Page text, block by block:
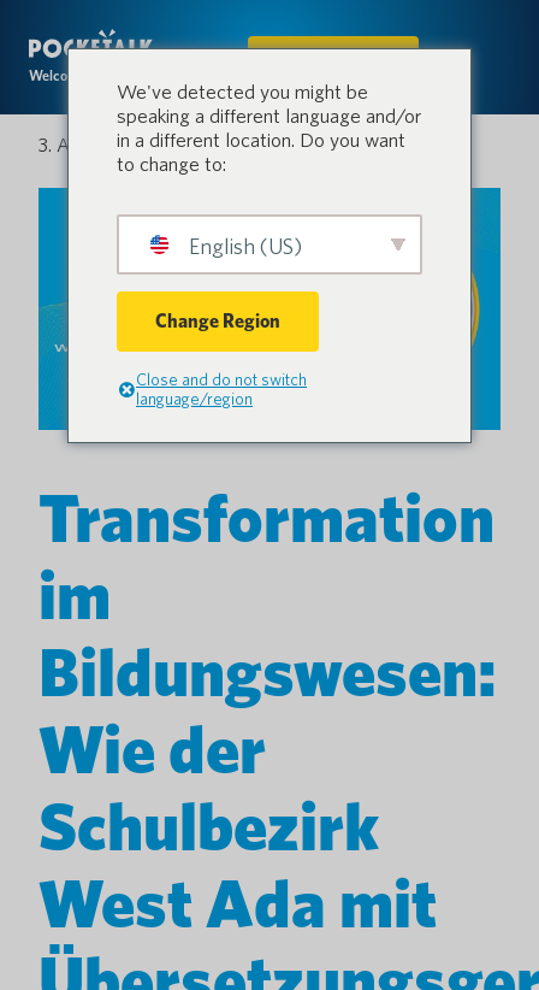
Welcome to the conversation.
IN DEN SHOP
3. April 2024
Transformation
im
Bildungswesen:
Wie der
Schulbezirk
West Ada mit
We've detected you might be
speaking a different language and/or
in a different location. Do you want
to change to:
English (US)
Change Region
Close and do not switch
language/region